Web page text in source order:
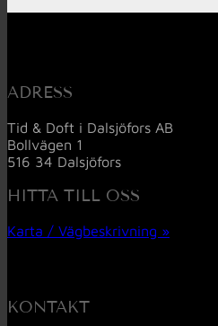
ADRESS
Tid & Doft i Dalsjöfors AB
Bollvägen 1
516 34 Dalsjöfors
HITTA TILL OSS
Karta / Vägbeskrivning »
KONTAKT